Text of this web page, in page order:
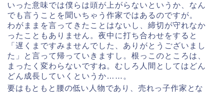
いった意味では僕らは頭が上がらないというか、なん
でも言うことを聞いちゃう作家ではあるのですが。
わがままを言ってきたことはないし、締切が守れなか
ったこともありません。夜中に打ち合わせをすると
「遅くまですみませんでした、ありがとうございまし
た」と言って帰っていきますし。根っこのところは、
まったく変わらないですね。むしろ人間としてはどん
どん成長していくというか……。
要はもともと腰の低い人物であり、売れっ子作家とな